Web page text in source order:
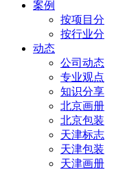
案例
按项目分
按行业分
动态
公司动态
专业观点
知识分享
北京画册
北京包装
天津标志
天津包装
天津画册